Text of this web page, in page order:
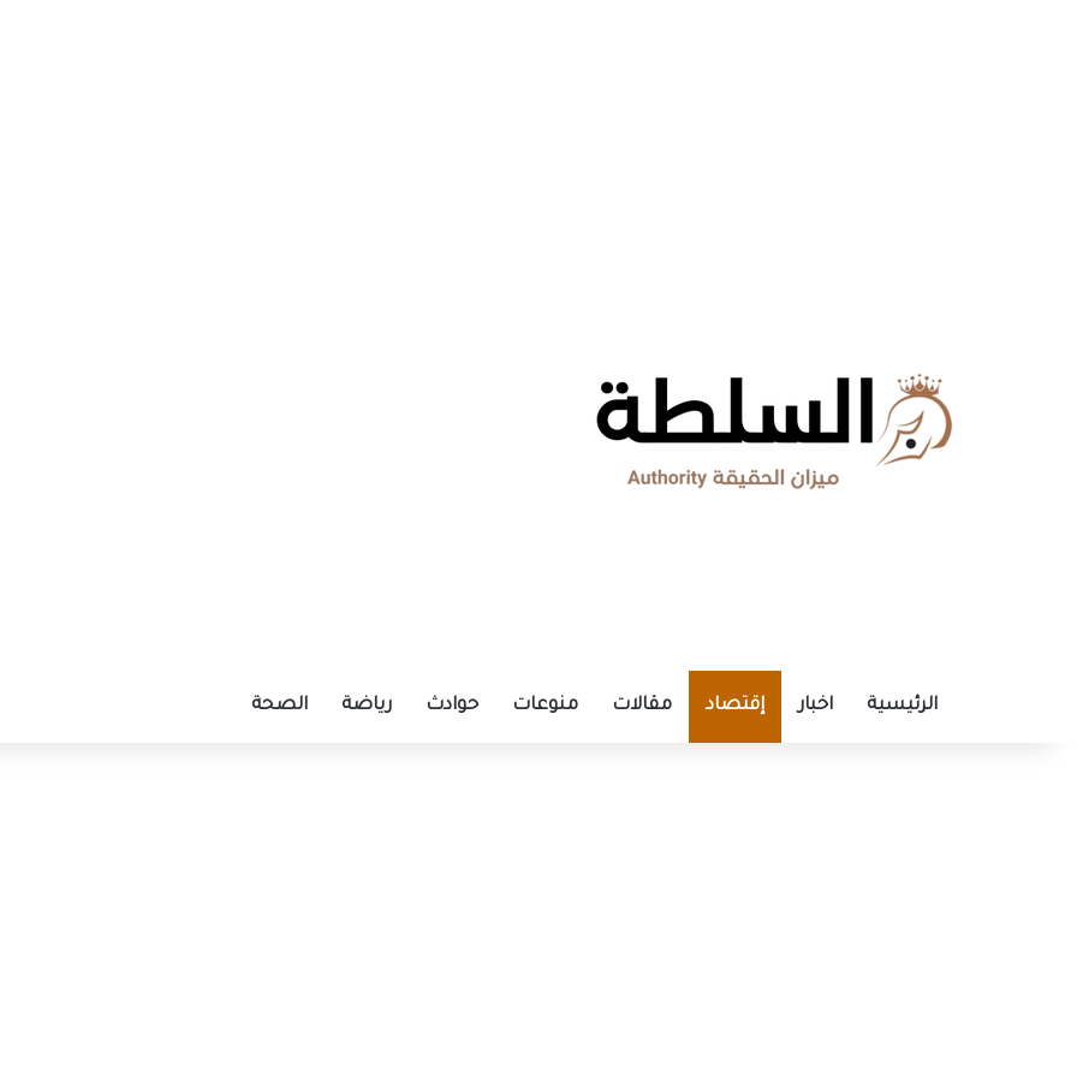
الرئيسية اخبار إقتصاد مقالات منوعات حوادث رياضة الصحة